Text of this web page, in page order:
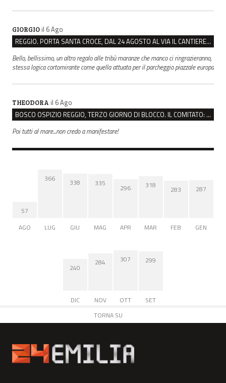
GIORGIO il 6 Ago
REGGIO. PORTA SANTA CROCE, DAL 24 AGOSTO AL VIA IL CANTIERE PER IL NUOVO COLLETTORE FOGNARIO
Bello, bellissimo, un altro regalo alle tribù maranze che manco ci ringrazieranno,
stessa logica cortomirante come quella attuata per il parcheggio piazzale europa
THEODORA il 6 Ago
BOSCO OSPIZIO REGGIO, TERZO GIORNO DI BLOCCO. IL COMITATO: “PRESIDIO FINO A VENERDÌ”
Poi tutti al mare...non credo a manifestare!
57
AGO
366
LUG
338
GIU
335
MAG
296
APR
318
MAR
283
FEB
287
GEN
240
DIC
284
NOV
307
OTT
299
SET
TORNA SU